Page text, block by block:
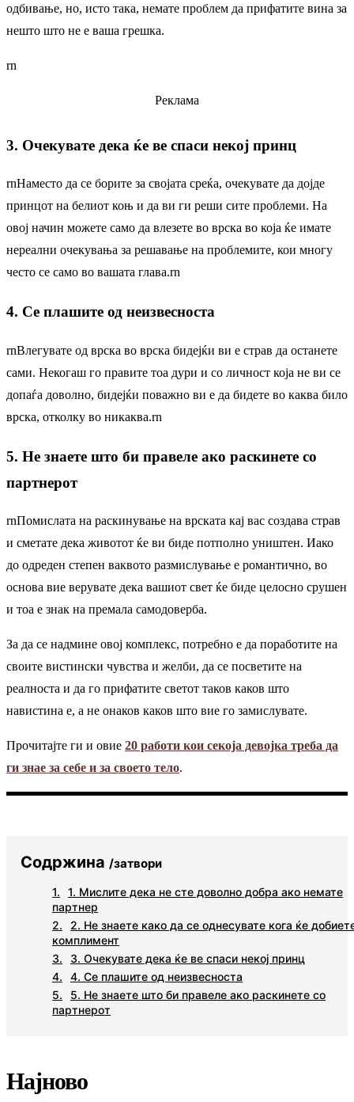
одбивање, но, исто така, немате проблем да прифатите вина за
нешто што не е ваша грешка.
rn
Реклама
3. Очекувате дека ќе ве спаси некој принц
rnНаместо да се борите за својата среќа, очекувате да дојде
принцот на белиот коњ и да ви ги реши сите проблеми. На
овој начин можете само да влезете во врска во која ќе имате
нереални очекувања за решавање на проблемите, кои многу
често се само во вашата глава.rn
4. Се плашите од неизвесноста
rnВлегувате од врска во врска бидејќи ви е страв да останете
сами. Некогаш го правите тоа дури и со личност која не ви се
допаѓа доволно, бидејќи поважно ви е да бидете во каква било
врска, отколку во никаква.rn
5. Не знаете што би правеле ако раскинете со
партнерот
rnПомислата на раскинување на врската кај вас создава страв
и сметате дека животот ќе ви биде потполно уништен. Иако
до одреден степен ваквото размислување е романтично, во
основа вие верувате дека вашиот свет ќе биде целосно срушен
и тоа е знак на премала самодоверба.
За да се надмине овој комплекс, потребно е да поработите на
своите вистински чувства и желби, да се посветите на
реалноста и да го прифатите светот таков каков што
навистина е, а не онаков каков што вие го замислувате.
Прочитајте ги и овие 20 работи кои секоја девојка треба да
ги знае за себе и за своето тело.
Содржина /затвори
1. Мислите дека не сте доволно добра ако немате
партнер
2. Не знаете како да се однесувате кога ќе
комплимент
3. Очекувате дека ќе ве спаси некој принц
4. Се плашите од неизвесноста
5. Не знаете што би правеле ако раскинете со
партнерот
Најново